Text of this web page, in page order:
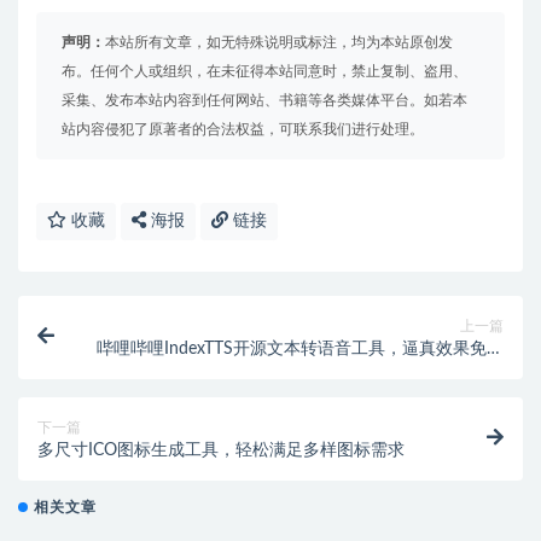
声明： 本站所有文章，如无特殊说明或标注，均为本站原创发
布。任何个人或组织，在未征得本站同意时，禁止复制、盗用、
采集、发布本站内容到任何网站、书籍等各类媒体平台。如若本
站内容侵犯了原著者的合法权益，可联系我们进行处理。
收藏 海报 链接
上一篇
哔哩哔哩IndexTTS开源文本转语音工具，逼真效果免费
下一篇
多尺寸ICO图标生成工具，轻松满足多样图标需求
相关文章